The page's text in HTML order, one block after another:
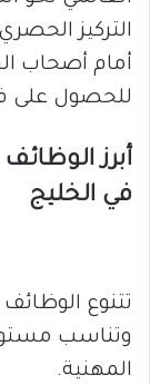
التركيز
أمام أصحاب
للحصول على
أبرز
في الخليج
تتنوع
وتناسب
المهنية.